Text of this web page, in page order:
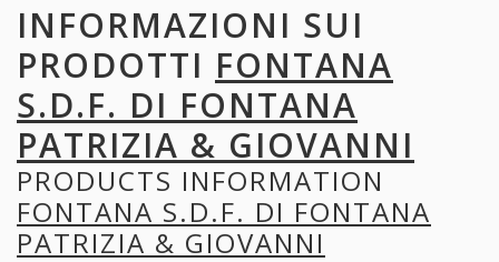
INFORMAZIONI SUI
PRODOTTI FONTANA
S.D.F. DI FONTANA
PATRIZIA & GIOVANNI
PRODUCTS INFORMATION
FONTANA S.D.F. DI FONTANA
PATRIZIA & GIOVANNI